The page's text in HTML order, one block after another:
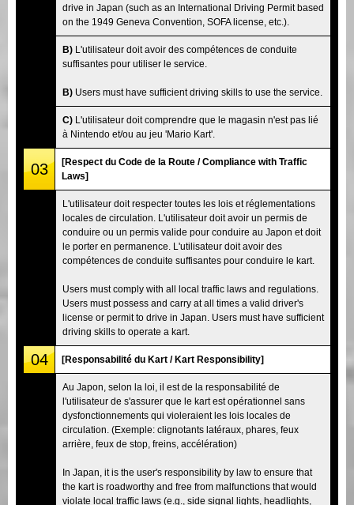
drive in Japan (such as an International Driving Permit based
on the 1949 Geneva Convention, SOFA license, etc.).
B) L'utilisateur doit avoir des compétences de conduite
suffisantes pour utiliser le service.
B) Users must have sufficient driving skills to use the service.
C) L'utilisateur doit comprendre que le magasin n'est pas lié
à Nintendo et/ou au jeu 'Mario Kart'.
03
[Respect du Code de la Route / Compliance with Traffic
Laws]
L'utilisateur doit respecter toutes les lois et réglementations
locales de circulation. L'utilisateur doit avoir un permis de
conduire ou un permis valide pour conduire au Japon et doit
le porter en permanence. L'utilisateur doit avoir des
compétences de conduite suffisantes pour conduire le kart.
Users must comply with all local traffic laws and regulations.
Users must possess and carry at all times a valid driver's
license or permit to drive in Japan. Users must have sufficient
driving skills to operate a kart.
04 [Responsabilité du Kart / Kart Responsibility]
Au Japon, selon la loi, il est de la responsabilité de
l'utilisateur de s'assurer que le kart est opérationnel sans
dysfonctionnements qui violeraient les lois locales de
circulation. (Exemple: clignotants latéraux, phares, feux
arrière, feux de stop, freins, accélération)
In Japan, it is the user's responsibility by law to ensure that
the kart is roadworthy and free from malfunctions that would
violate local traffic laws (e.g., side signal lights, headlights,